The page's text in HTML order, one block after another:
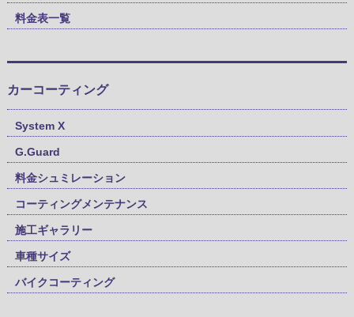
料金表一覧
カーコーティング
System X
G.Guard
料金シュミレーション
コーティングメンテナンス
施工ギャラリー
車種サイズ
バイクコーティング